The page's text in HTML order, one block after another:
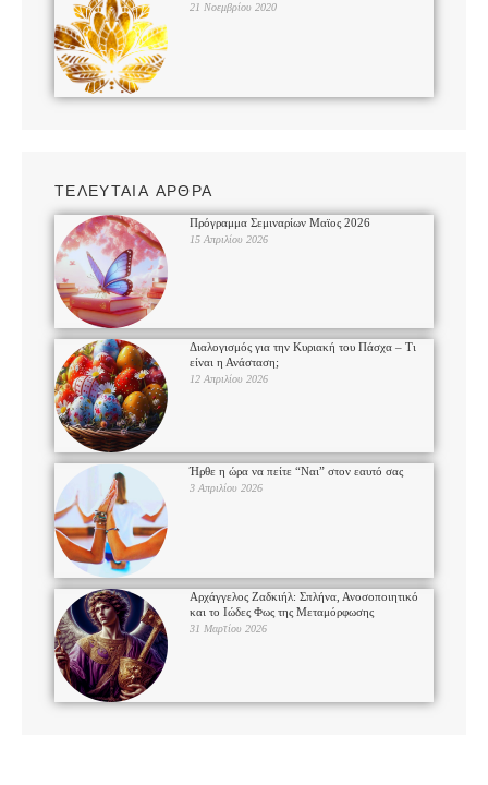
21 Νοεμβρίου 2020
ΤΕΛΕΥΤΑΙΑ ΑΡΘΡΑ
Πρόγραμμα Σεμιναρίων Μαϊος 2026
15 Απριλίου 2026
Διαλογισμός για την Κυριακή του Πάσχα – Τι
είναι η Ανάσταση;
12 Απριλίου 2026
Ήρθε η ώρα να πείτε “Ναι” στον εαυτό σας
3 Απριλίου 2026
Αρχάγγελος Ζαδκιήλ: Σπλήνα, Ανοσοποιητικό
και το Ιώδες Φως της Μεταμόρφωσης
31 Μαρτίου 2026